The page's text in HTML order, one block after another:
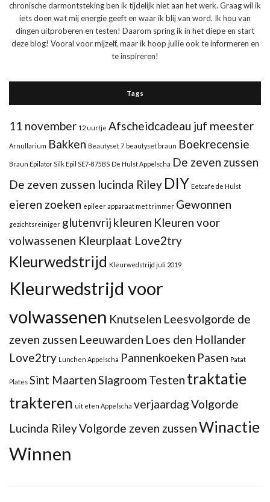
chronische darmontsteking ben ik tijdelijk niet aan het werk. Graag wil ik
iets doen wat mij energie geeft en waar ik blij van word. Ik hou van
dingen uitproberen en testen! Daarom spring ik in het diepe en start
deze blog! Vooral voor mijzelf, maar ik hoop jullie ook te informeren en
te inspireren!
Tags
11 november 12 uurtje Afscheidcadeau juf meester
Arnullarium Bakken Beautyset 7 beautyset braun Boekrecensie
Braun Epilator Silk Epil SE7-875BS De Hulst Appelscha De zeven zussen
De zeven zussen lucinda Riley DIY Eetcafe de Hulst
eieren zoeken epileer apparaat met trimmer Gewonnen
gezichtsreiniger glutenvrij kleuren Kleuren voor
volwassenen Kleurplaat Love2try
Kleurwedstrijd Kleurwedstrijd juli 2019
Kleurwedstrijd voor
volwassenen Knutselen Leesvolgorde de
zeven zussen Leeuwarden Loes den Hollander
Love2try Lunchen Appelscha Pannenkoeken Pasen Patat
Plates Sint MaartenSlagroom Testen traktatie
trakteren uit eten Appelscha verjaardagVolgorde
Lucinda RileyVolgorde zeven zussenWinactie
Winnen